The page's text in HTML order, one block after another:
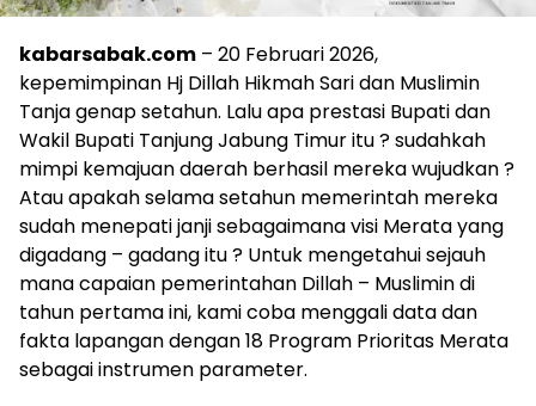
kabarsabak.com – 20 Februari 2026,
kepemimpinan Hj Dillah Hikmah Sari dan Muslimin
Tanja genap setahun. Lalu apa prestasi Bupati dan
Wakil Bupati Tanjung Jabung Timur itu ? sudahkah
mimpi kemajuan daerah berhasil mereka wujudkan ?
Atau apakah selama setahun memerintah mereka
sudah menepati janji sebagaimana visi Merata yang
digadang – gadang itu ? Untuk mengetahui sejauh
mana capaian pemerintahan Dillah – Muslimin di
tahun pertama ini, kami coba menggali data dan
fakta lapangan dengan 18 Program Prioritas Merata
sebagai instrumen parameter.